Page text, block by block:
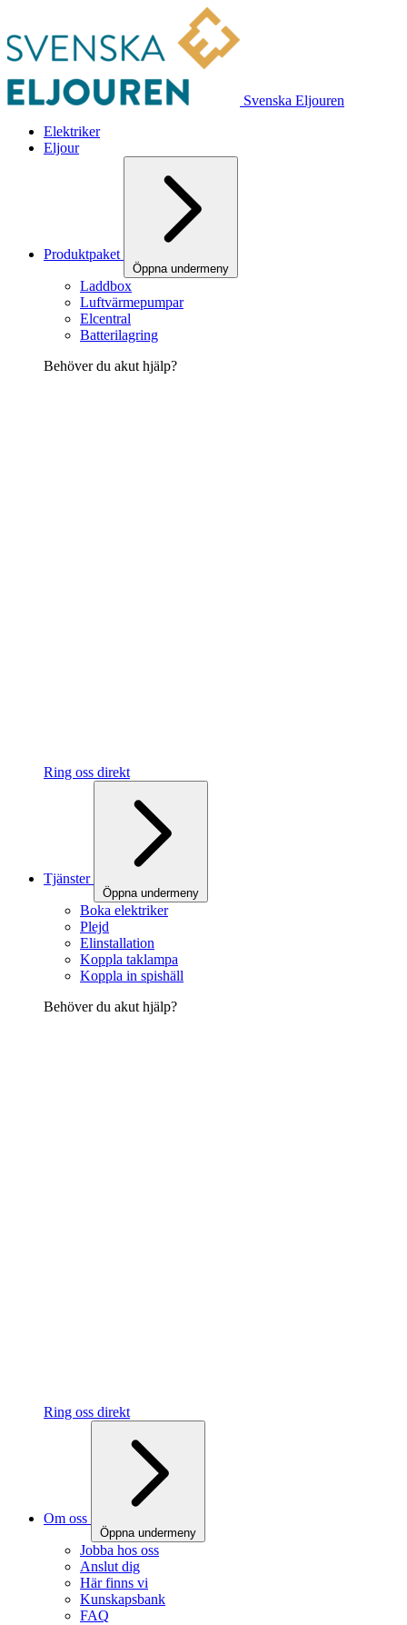
Svenska Eljouren
Elektriker
Eljour
Produktpaket
Öppna undermeny
Laddbox
Luftvärmepumpar
Elcentral
Batterilagring
Behöver du akut hjälp?
Ring oss direkt
Tjänster
Öppna undermeny
Boka elektriker
Plejd
Elinstallation
Koppla taklampa
Koppla in spishäll
Behöver du akut hjälp?
Ring oss direkt
Om oss
Öppna undermeny
Jobba hos oss
Anslut dig
Här finns vi
Kunskapsbank
FAQ